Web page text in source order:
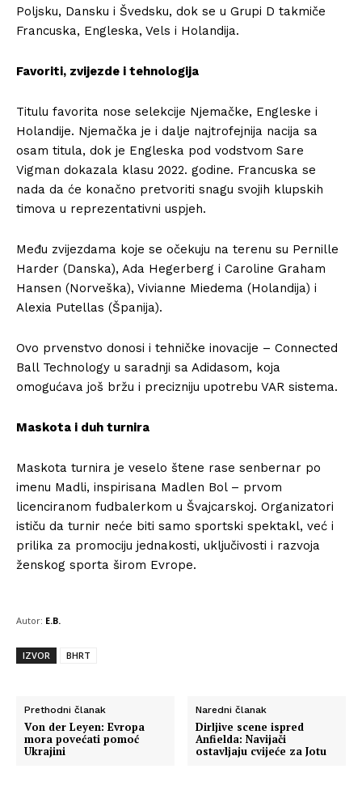
Poljsku, Dansku i Švedsku, dok se u Grupi D takmiče
Francuska, Engleska, Vels i Holandija.
Favoriti, zvijezde i tehnologija
Titulu favorita nose selekcije Njemačke, Engleske i
Holandije. Njemačka je i dalje najtrofejnija nacija sa
osam titula, dok je Engleska pod vodstvom Sare
Vigman dokazala klasu 2022. godine. Francuska se
nada da će konačno pretvoriti snagu svojih klupskih
timova u reprezentativni uspjeh.
Među zvijezdama koje se očekuju na terenu su Pernille
Harder (Danska), Ada Hegerberg i Caroline Graham
Hansen (Norveška), Vivianne Miedema (Holandija) i
Alexia Putellas (Španija).
Ovo prvenstvo donosi i tehničke inovacije – Connected
Ball Technology u saradnji sa Adidasom, koja
omogućava još bržu i precizniju upotrebu VAR sistema.
Maskota i duh turnira
Maskota turnira je veselo štene rase senbernar po
imenu Madli, inspirisana Madlen Bol – prvom
licenciranom fudbalerkom u Švajcarskoj. Organizatori
ističu da turnir neće biti samo sportski spektakl, već i
prilika za promociju jednakosti, uključivosti i razvoja
ženskog sporta širom Evrope.
Autor: E.B.
IZVOR BHRT
Prethodni članak
Von der Leyen: Evropa
mora povećati pomoć
Ukrajini
Naredni članak
Dirljive scene ispred
Anfielda: Navijači
ostavljaju cvijeće za Jotu